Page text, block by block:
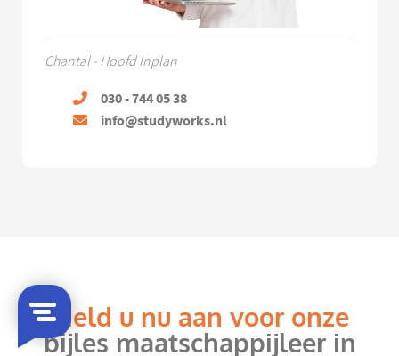
Chantal - Hoofd Inplan
030 - 744 05 38
info@studyworks.nl
Meld u nu aan voor onze
bijles maatschappijleer in